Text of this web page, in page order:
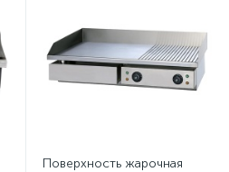
Поверхность жарочная